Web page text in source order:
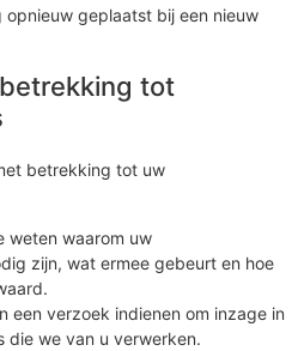
geplaatst bij een nieuw
tot
betrekking tot uw
weten waarom uw
zijn, wat ermee gebeurt en hoe
een verzoek indienen om inzage in
die we van u verwerken.